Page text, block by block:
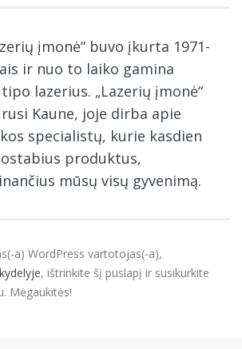
įmonė“ buvo įkurta 1971-
ir nuo to laiko gamina
lazerius. „Lazerių įmonė“
Kaune, joje dirba apie
specialistų, kurie kasdien
produktus,
mūsų visų gyvenimą.
a) WordPress vartotojas(-a),
, ištrinkite šį puslapį ir susikurkite
Mėgaukitės!